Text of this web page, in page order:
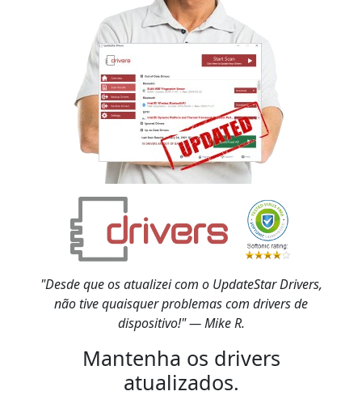
"Desde que os atualizei com o UpdateStar Drivers,
não tive quaisquer problemas com drivers de
dispositivo!" — Mike R.
Mantenha os drivers
atualizados.